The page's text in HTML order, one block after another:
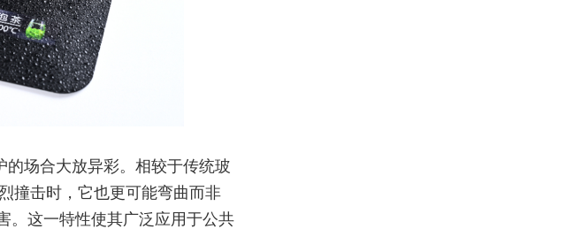
场合大放异彩。相较于传统玻
撞击时，它也更可能弯曲而非
。这一特性使其广泛应用于公共